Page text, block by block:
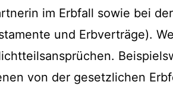
im Erbfall sowie bei
und Erbverträge).
von der gesetzlichen